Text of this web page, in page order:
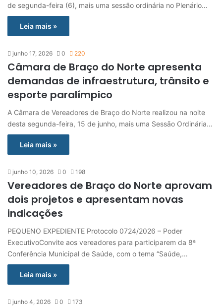
de segunda-feira (6), mais uma sessão ordinária no Plenário…
Leia mais »
junho 17, 2026 0 220
Câmara de Braço do Norte apresenta
demandas de infraestrutura, trânsito e
esporte paralímpico
A Câmara de Vereadores de Braço do Norte realizou na noite
desta segunda-feira, 15 de junho, mais uma Sessão Ordinária…
Leia mais »
junho 10, 2026 0 198
Vereadores de Braço do Norte aprovam
dois projetos e apresentam novas
indicações
PEQUENO EXPEDIENTE Protocolo 0724/2026 – Poder
ExecutivoConvite aos vereadores para participarem da 8ª
Conferência Municipal de Saúde, com o tema “Saúde,…
Leia mais »
junho 4, 2026 0 173